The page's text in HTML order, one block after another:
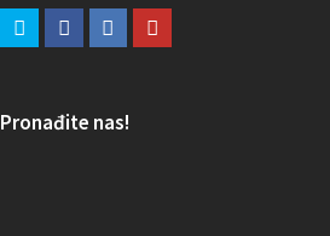
Pronađite nas!